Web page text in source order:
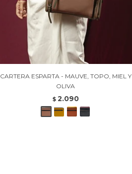
CARTERA ESPARTA - MAUVE, TOPO, MIEL Y
OLIVA
$ 2.090